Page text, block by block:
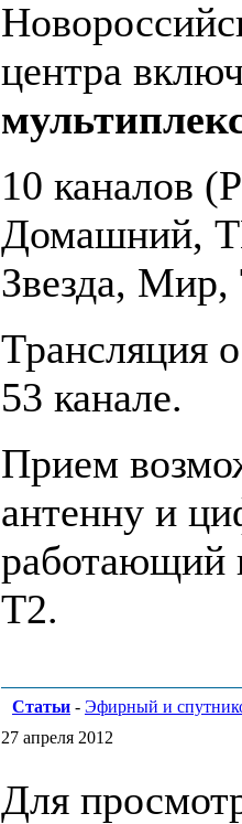
центра
10 каналов
Домашний,
Звезда,
Трансляция
53 канале.
Прием
антенну и
работающий
T2.
Статьи - Эфирный и
27 апреля 2012
Для